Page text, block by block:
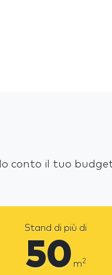
conto il tuo
Stand di più di
50 m2